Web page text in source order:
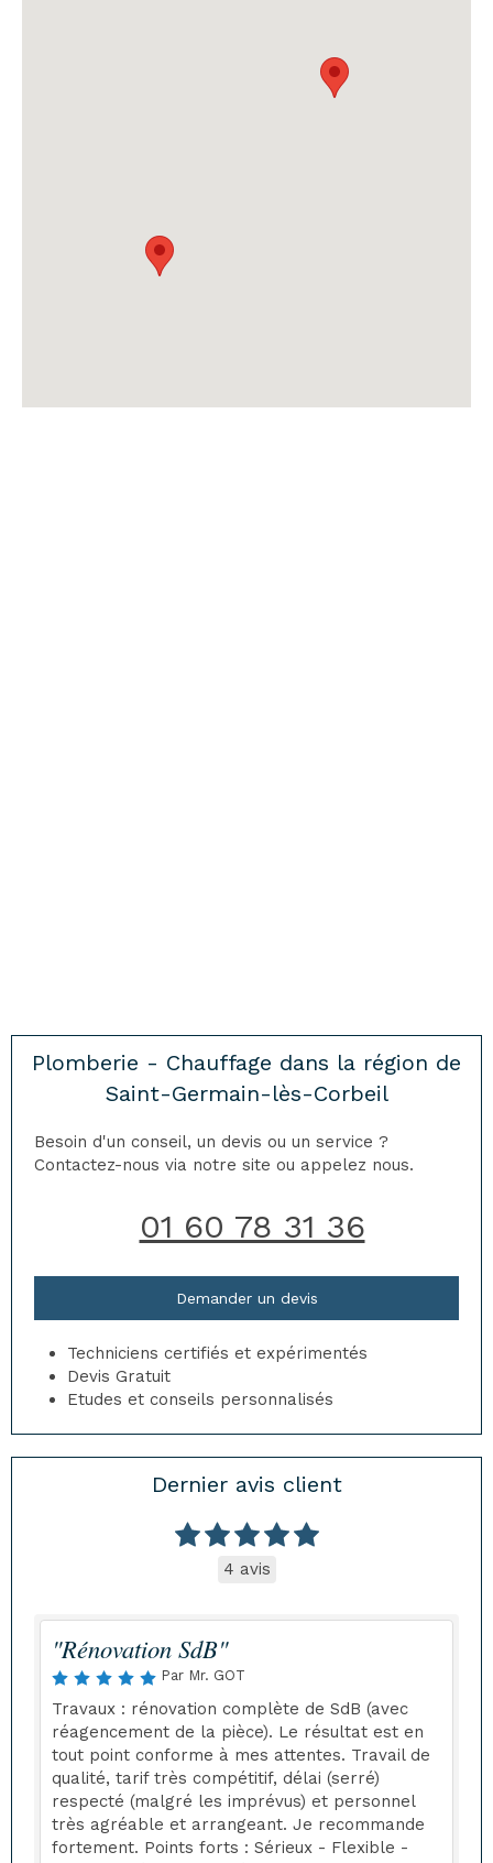
Plomberie - Chauffage dans la région de
Saint-Germain-lès-Corbeil
Besoin d'un conseil, un devis ou un service ?
Contactez-nous via notre site ou appelez nous.
01 60 78 31 36
Demander un devis
Techniciens certifiés et expérimentés
Devis Gratuit
Etudes et conseils personnalisés
Dernier avis client
4 avis
"Rénovation SdB"
Par Mr. GOT
Travaux : rénovation complète de SdB (avec
réagencement de la pièce). Le résultat est en
tout point conforme à mes attentes. Travail de
qualité, tarif très compétitif, délai (serré)
respecté (malgré les imprévus) et personnel
très agréable et arrangeant. Je recommande
fortement. Points forts : Sérieux - Flexible -